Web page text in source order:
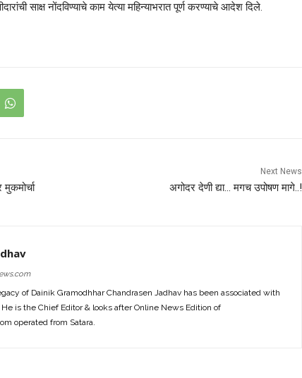
साक्ष नोंदविण्याचे काम येत्या महिन्याभरात पूर्ण करण्याचे आदेश दिले.
Next News
अगोदर देणी द्या… मगच उपोषण मागे..!
of Dainik Gramodhhar Chandrasen Jadhav has been associated with
is the Chief Editor & looks after Online News Edition of
operated from Satara.